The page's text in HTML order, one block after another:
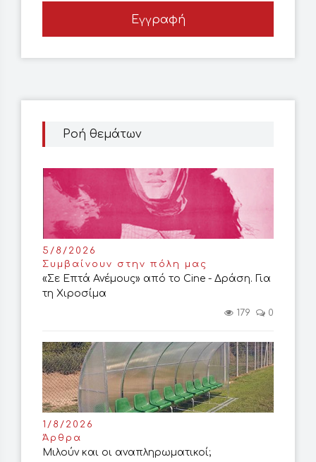
Ροή θεμάτων
5/8/2026
Συμβαίνουν στην πόλη μας
«Σε Επτά Ανέμους» από το Cine - Δράση. Για
τη Χιροσίμα
179 0
1/8/2026
Άρθρα
Μιλούν και οι αναπληρωματικοί;
Εγγραφή